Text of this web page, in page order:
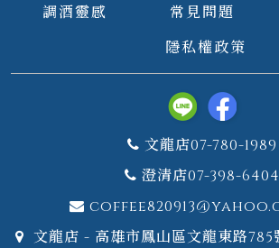
調酒靈感
常見問題
隱私權政策
文龍店07-780-1989
澄清店07-398-6404
文龍店 - 高雄市鳳山區文龍東路